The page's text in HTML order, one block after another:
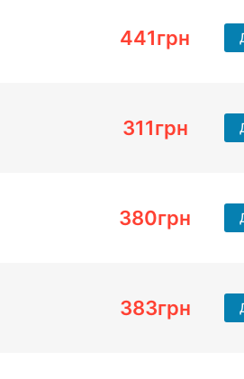
441грн
311грн
380грн
383грн